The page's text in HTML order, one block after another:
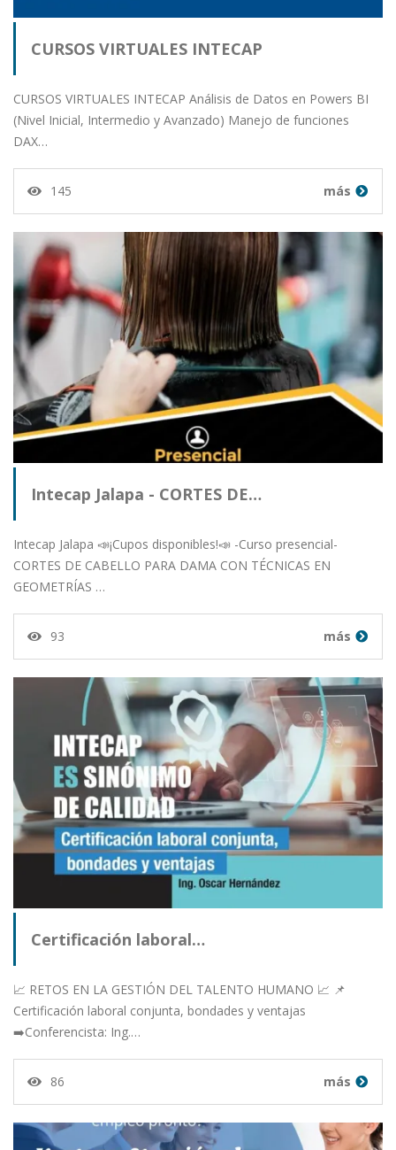
CURSOS VIRTUALES INTECAP
CURSOS VIRTUALES INTECAP Análisis de Datos en Powers BI
(Nivel Inicial, Intermedio y Avanzado) Manejo de funciones
DAX…
145 más
Intecap Jalapa - CORTES DE…
Intecap Jalapa 📣¡Cupos disponibles!📣 -Curso presencial-
CORTES DE CABELLO PARA DAMA CON TÉCNICAS EN
GEOMETRÍAS …
93 más
Certificación laboral…
📈 RETOS EN LA GESTIÓN DEL TALENTO HUMANO 📈 📌
Certificación laboral conjunta, bondades y ventajas
➡️Conferencista: Ing.…
86 más